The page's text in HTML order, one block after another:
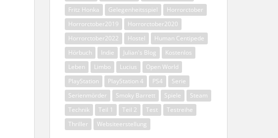
Fritz Honka
Gelegenheitsspiel
Horrorctober
Horrorctober2019
Horrorctober2020
Horrorctober2022
Hostel
Human Centipede
Hörbuch
Indie Julian's Blog
Kostenlos
Leben
Limbo Lucius
Open World
PlayStation
PlayStation 4 PS4
Serie
Serienmörder
Smoky Barrett Spiele
Steam
Technik
Teil 1 Teil 2 Test
Testreihe
Thriller
Websiteerstellung